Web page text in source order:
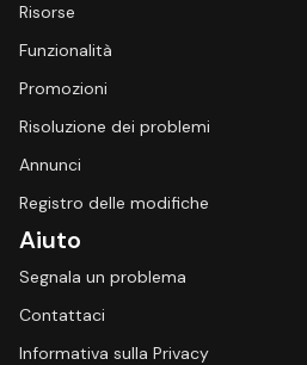
Risorse
Funzionalità
Promozioni
Risoluzione dei problemi
Annunci
Registro delle modifiche
Aiuto
Segnala un problema
Contattaci
Informativa sulla Privacy